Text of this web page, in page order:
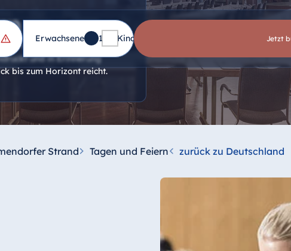
und Hochzeiten – mit einer
und in Erinnerung
bis zum Horizont reicht.
Erwachsene 1 Kinder Jetzt
Strand Tagen und Feiern zurück zu Deutschland